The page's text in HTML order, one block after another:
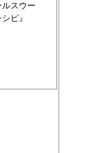
スウー
ピ』